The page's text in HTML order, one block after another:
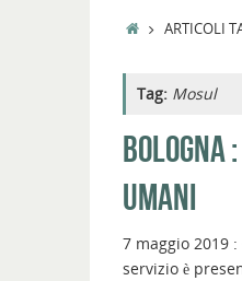
HOMEARTICOLI
Tag: Mosul
BOLOGNA
UMANI
7 maggio 2019
servizio è